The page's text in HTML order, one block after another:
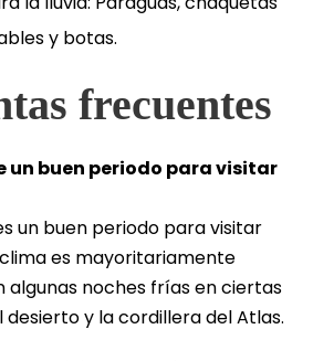
y botas.
frecuentes
un buen periodo para visitar
un buen periodo para visitar
es mayoritariamente
algunas noches frías en ciertas
desierto y la cordillera del Atlas.